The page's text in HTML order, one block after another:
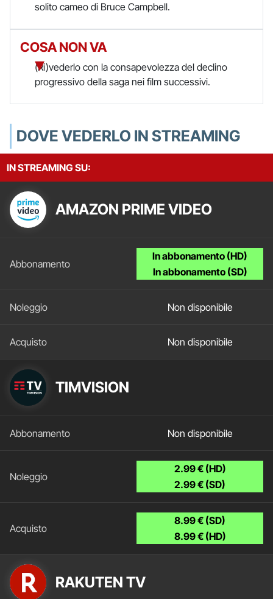
solito cameo di Bruce Campbell.
COSA NON VA
(Ri)vederlo con la consapevolezza del declino
progressivo della saga nei film successivi.
DOVE VEDERLO IN STREAMING
IN STREAMING SU:
AMAZON PRIME VIDEO
In abbonamento (HD)
In abbonamento (SD)
Non disponibile
Non disponibile
TIMVISION
Non disponibile
2.99 € (HD)
2.99 € (SD)
8.99 € (SD)
8.99 € (HD)
RAKUTEN TV